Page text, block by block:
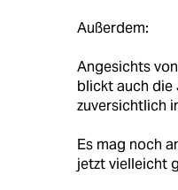
Außerdem:
Angesichts
blickt auch die
zuversichtlich
Es mag noch
jetzt vielleicht